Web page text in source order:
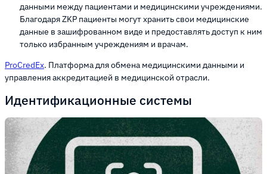
данными между пациентами и медицинскими учреждениями.
Благодаря ZKP пациенты могут хранить свои медицинские
данные в зашифрованном виде и предоставлять доступ к ним
только избранным учреждениям и врачам.
ProCredEx. Платформа для обмена медицинскими данными и
управления аккредитацией в медицинской отрасли.
Идентификационные системы